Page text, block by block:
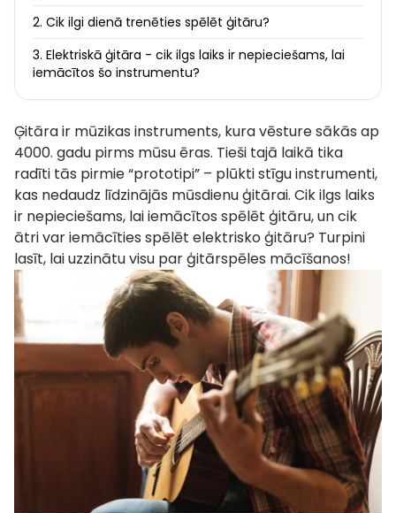
2. Cik ilgi dienā trenēties spēlēt ģitāru?
3. Elektriskā ģitāra - cik ilgs laiks ir nepieciešams, lai
iemācītos šo instrumentu?
Ģitāra ir mūzikas instruments, kura vēsture sākās ap
4000. gadu pirms mūsu ēras. Tieši tajā laikā tika
radīti tās pirmie “prototipi” – plūkti stīgu instrumenti,
kas nedaudz līdzinājās mūsdienu ģitārai. Cik ilgs laiks
ir nepieciešams, lai iemācītos spēlēt ģitāru, un cik
ātri var iemācīties spēlēt elektrisko ģitāru? Turpini
lasīt, lai uzzinātu visu par ģitārspēles mācīšanos!